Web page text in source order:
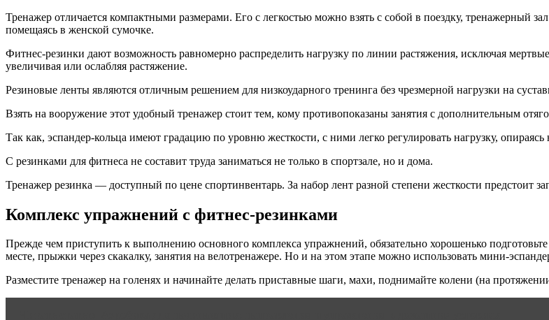
Тренажер отличается компактными размерами. Его с легкостью можно взять с собой в поездку, тренажерный
помещаясь в женской сумочке.
Фитнес-резинки дают возможность равномерно распределить нагрузку по линии растяжения, исключая
увеличивая или ослабляя растяжение.
Резиновые ленты являются отличным решением для низкоударного тренинга без чрезмерной нагрузки на
Взять на вооружение этот удобный тренажер стоит тем, кому противопоказаны занятия с дополнительным
Так как, эспандер-кольца имеют градацию по уровню жесткости, с ними легко регулировать нагрузку,
С резинками для фитнеса не составит труда заниматься не только в спортзале, но и дома.
Тренажер резинка — доступный по цене спортинвентарь. За набор лент разной степени жесткости предстоит
Комплекс упражнений с фитнес-резинками
Прежде чем приступить к выполнению основного комплекса упражнений, обязательно хорошенько
месте, прыжки через скакалку, занятия на велотренажере. Но и на этом этапе можно использовать мини-
Разместите тренажер на голенях и начинайте делать приставные шаги, махи, поднимайте колени (на